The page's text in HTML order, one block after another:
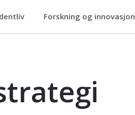
Forskning og innovasjon